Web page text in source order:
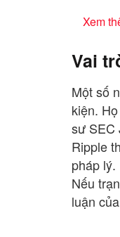
Xem
Vai
Một số
kiện.
sư SEC
Ripple
pháp
Nếu
luận